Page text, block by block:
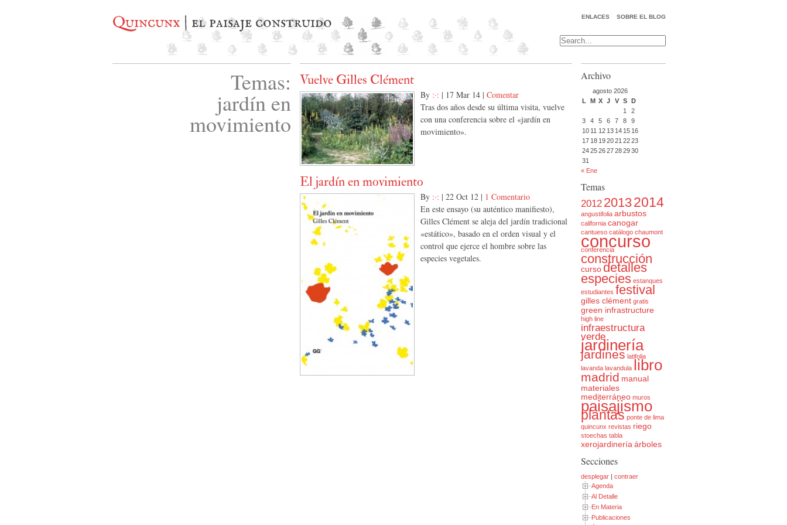
SOBRE EL BLOG
ENLACES
Quincunx | el paisaje construido
Temas:
jardín en
movimiento
Vuelve Gilles Clément
By :·: | 17 Mar 14 | Comentar
Tras dos años desde su última visita, vuelve
con una conferencia sobre el «jardín en
movimiento».
El jardín en movimiento
By :·: | 22 Oct 12 | 1 Comentario
En este ensayo (su auténtico manifiesto),
Gilles Clément se aleja del jardín tradicional
«estático», basado en el orden visual y el
control que ejerce el hombre sobre las
especies vegetales.
Archivo
agosto 2026
L
M X J V S D
1
2
3
4 5 6 7 8
9
10 11 12 13 14 15 16
17 18 192021 2223
24252627282930
31
« Ene
Temas
2012 20132014
angustifolia arbustos
california canogar
cantueso catálogo chaumont
concurso
conferencia
construcción
cursodetalles
especies estanques
estudiantes festival
gilles clément gratis
green infrastructure
high line
infraestructura
verde
jardinería
jardines latifolia
lavanda lavandula libro
madrid manual
materiales
mediterráneo muros
paisajismo
plantas ponte de lima
quincunx revistas riego
stoechas tabla
xerojardinería árboles
Secciones
desplegar | contraer
Agenda
Al Detalle
En Materia
Publicaciones